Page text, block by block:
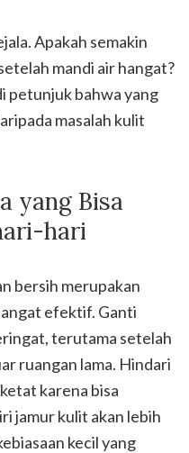
Apakah semakin
mandi air hangat?
petunjuk bahwa yang
masalah kulit
yang Bisa
hari
bersih merupakan
efektif. Ganti
terutama setelah
ruangan lama. Hindari
karena bisa
jamur kulit akan lebih
kecil yang